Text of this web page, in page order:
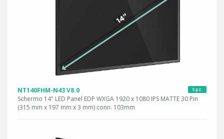
5 pz.
NT140FHM-N43 V8.0
Schermo 14" LED Panel EDP WXGA 1920 x 1080 IPS MATTE 30 Pin
(315 mm x 197 mm x 3 mm) conn. 103mm